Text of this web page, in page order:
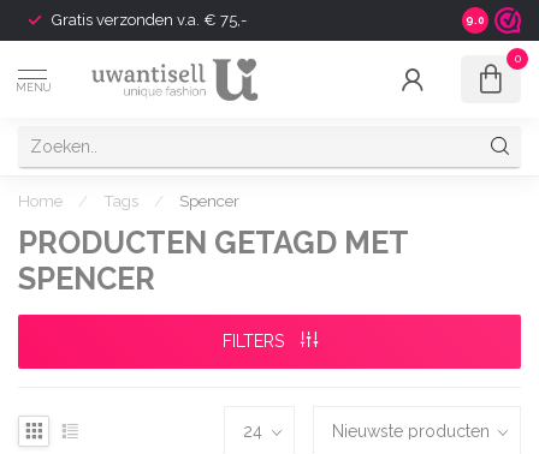
Gratis verzonden v.a. € 75,- Shipping
9.0
MENU
0
Home / Tags / Spencer
PRODUCTEN GETAGD MET
SPENCER
FILTERS